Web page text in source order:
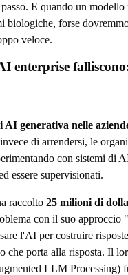
E quando un modello
biologiche, forse
veloce.
enterprise
generativa nelle
di arrendersi, le
con sistemi di
essere supervisionati.
raccolto 25 milioni di
con il suo approccio
l'AI per costruire
che porta alla risposta. Il
LLM Processing)